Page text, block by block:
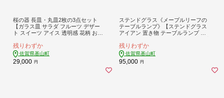
桜の器 長皿・丸皿2枚の3点セット
【ガラス皿 サラダ フルーツ デザー
ト スイーツ アイス 透明感 花柄 おも
残りわずか
佐賀県基山町
29,000 円
ステンドグラス《メープルリーフの
テーブルランプ》【ステンドグラス
アイアン 置き物 テーブルランプ レ
作り照明】K003150
残りわずか
佐賀県基山町
95,000 円